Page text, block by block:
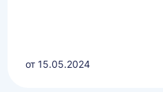
от 15.05.2024